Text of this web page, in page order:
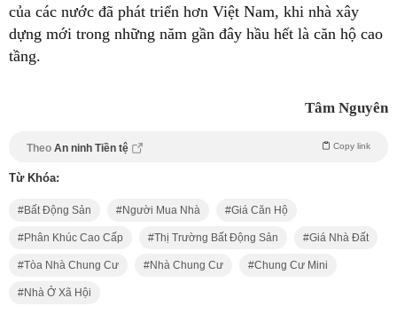
của các nước đã phát triển hơn Việt Nam, khi nhà xây
dựng mới trong những năm gần đây hầu hết là căn hộ cao
tầng.
Tâm Nguyên
Theo An ninh Tiền tệ Copy link
Từ Khóa:
Bất Động Sản Người Mua Nhà Giá Căn Hộ
Phân Khúc Cao Cấp Thị Trường Bất Động Sản Giá Nhà Đất
Tòa Nhà Chung Cư Nhà Chung Cư Chung Cư Mini
Nhà Ở Xã Hội